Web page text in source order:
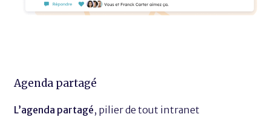
Agenda partagé
L’agenda partagé, pilier de tout intranet